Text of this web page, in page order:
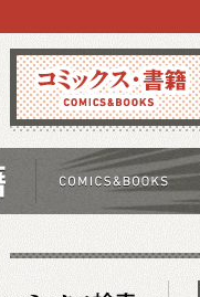
コミックス